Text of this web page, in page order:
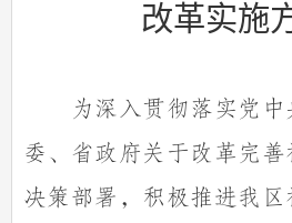
改革实施
为深入贯彻落实党
委、省政府关于改革完
决策部署，积极推进我区